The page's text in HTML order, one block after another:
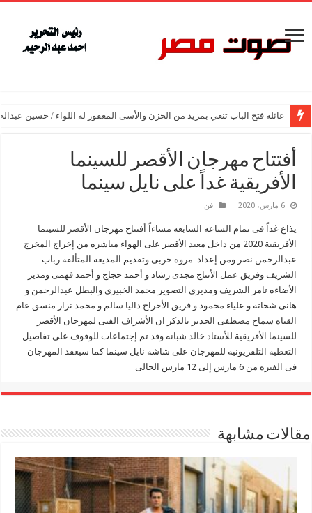
عائلة فتح الباب تنعي بمزيد من الحزن والأسى المغفور له اللواء / حسين
أفتتاح مهرجان الأقصر للسينما
الأفريقية غداً على نايل سينما
6 مارس، 2020 فن
يذاع غداً فى تمام الساعه السابعه مساءاً أفتتاح مهرجان الأقصر للسينما
الأفريقية 2020 من داخل معبد الأقصر على الهواء مباشره من إخراج المخرج
عبدالرحمن نصر ومن إعداد مروه حربى وتقديم المذيعه المتألقه رباب
الشريف وفريق عمل الأنتاج مجدى رشاد و أحمد حجاج و أحمد فهمى ومدير
الأضاءه تامر الشريف ومديرى التصوير محمد الخبيرى والبطل عبدالرحمن و
هانى شحاته و علياء محمود و فريق الأخراج داليا سالم و محمد نزار منسق عام
القناه سماح مصطفى الجدير بالذكر ان الأشراف الفنى لمهرجان الأقصر
للسينما الأفريقية للأستاذ خالد شبانه وقد تم إجتماعات للوقوف على تفاصيل
التغطية التلفزيونية للمهرجان على شاشه نايل سينما كما سيعقد المهرجان
فى الفتره من 6 مارس إلى 12 مارس الحالى
مقالات مشابهة